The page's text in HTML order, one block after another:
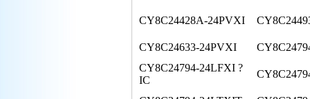
CY8C24428A-24PVXI
CY8C24633-24PVXI
CY8C24794-24LFXI ?
IC